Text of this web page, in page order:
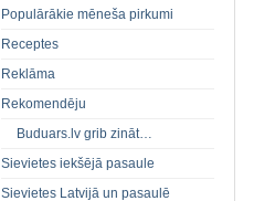
Populārākie mēneša pirkumi
Receptes
Reklāma
Rekomendēju
Buduars.lv grib zināt…
Sievietes iekšējā pasaule
Sievietes Latvijā un pasaulē